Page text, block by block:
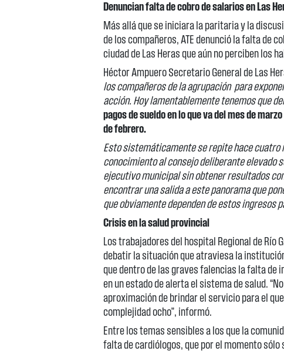
Denuncian falta de cobro de salarios en Las
Más allá que se iniciara la paritaria y la
de los compañeros, ATE denunció la falta de
ciudad de Las Heras que aún no perciben los
Héctor Ampuero Secretario General de Las
los compañeros de la agrupación para
acción. Hoy lamentablemente tenemos que
pagos de sueldo en lo que va del mes de
de febrero.
Esto sistemáticamente se repite hace cuatro
conocimiento al consejo deliberante elevado
ejecutivo municipal sin obtener resultados
encontrar una salida a este panorama que
que obviamente dependen de estos ingresos
Crisis en la salud provincial
Los trabajadores del hospital Regional de Río
debatir la situación que atraviesa la
que dentro de las graves falencias la falta de
en un estado de alerta el sistema de salud.
aproximación de brindar el servicio para el
complejidad ocho”, informó.
Entre los temas sensibles a los que la
falta de cardiólogos, que por el momento sólo